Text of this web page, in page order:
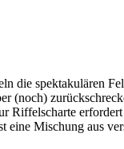
spektakulären
(noch)
Riffelscharte
Mischung aus